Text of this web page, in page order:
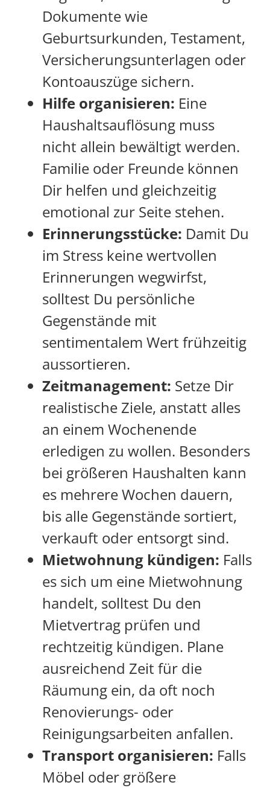
Dokumente wie
Geburtsurkunden, Testament,
Versicherungsunterlagen oder
Kontoauszüge sichern.
Hilfe organisieren: Eine
Haushaltsauflösung muss
nicht allein bewältigt werden.
Familie oder Freunde können
Dir helfen und gleichzeitig
emotional zur Seite stehen.
Erinnerungsstücke: Damit Du
im Stress keine wertvollen
Erinnerungen wegwirfst,
solltest Du persönliche
Gegenstände mit
sentimentalem Wert frühzeitig
aussortieren.
Zeitmanagement: Setze Dir
realistische Ziele, anstatt alles
an einem Wochenende
erledigen zu wollen. Besonders
bei größeren Haushalten kann
es mehrere Wochen dauern,
bis alle Gegenstände sortiert,
verkauft oder entsorgt sind.
Mietwohnung kündigen: Falls
es sich um eine Mietwohnung
handelt, solltest Du den
Mietvertrag prüfen und
rechtzeitig kündigen. Plane
ausreichend Zeit für die
Räumung ein, da oft noch
Renovierungs- oder
Reinigungsarbeiten anfallen.
Transport organisieren: Falls
Möbel oder größere